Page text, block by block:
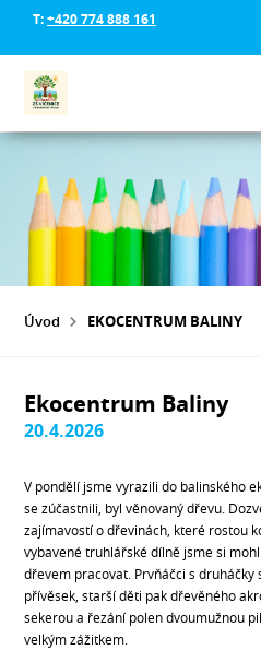
T:+420 774 888 161
Úvod EKOCENTRUM BALINY
Ekocentrum Baliny
20.4.2026
V pondělí jsme vyrazili do balinského
se zúčastnili, byl věnovaný dřevu.
zajímavostí o dřevinách, které rostou
vybavené truhlářské dílně jsme si
dřevem pracovat. Prvňáčci s druháčky
přívěsek, starší děti pak dřevěného
sekerou a řezání polen dvoumužnou
velkým zážitkem.